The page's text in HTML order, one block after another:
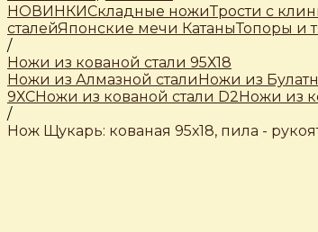
НОВИНКИСкладные ножиТрости c
сталейЯпонские мечи КатаныТопоры и
/
Ножи из кованой стали 95Х18
Ножи из Алмазной сталиНожи из
9ХСНожи из кованой стали D2Ножи из
/
Нож Щукарь: кованая 95х18, пила -